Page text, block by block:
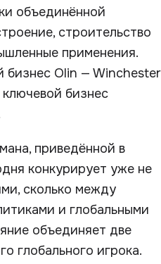
объединённой
строительство
применения.
Olin — Winchester
бизнес
приведённой в
конкурирует уже не
сколько между
и глобальными
объединяет две
глобального игрока.